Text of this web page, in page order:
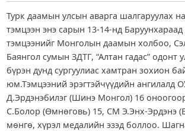
Турк даамын улсын аварга шалгаруулах
тэмцээн энэ сарын 13-14-нд Баруунхараад
тэмцээнийг Монголын даамын холбоо,
Баянгол сумын ЗДТГ, “Алтан гадас” одонт
бүрэн дунд сургуулиас хамтран зохион
юм.Тэмцээний эрэгтэйчүүдийн ангилалд
Д.Эрдэнэбилэг (Шинэ Монгол) 16
С.Болор (Өмнөговь) 15, СМ Э.Энх-Эрдэнэ
мөнгө, хүрэл медалийн эзэд боллоо.